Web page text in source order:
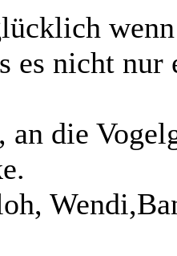
es nicht
an die